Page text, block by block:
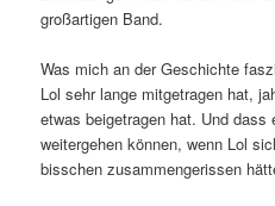
großartigen Band.
Was mich an der Geschichte
Lol sehr lange mitgetragen hat,
etwas beigetragen hat. Und
weitergehen können, wenn Lol
bisschen zusammengerissen